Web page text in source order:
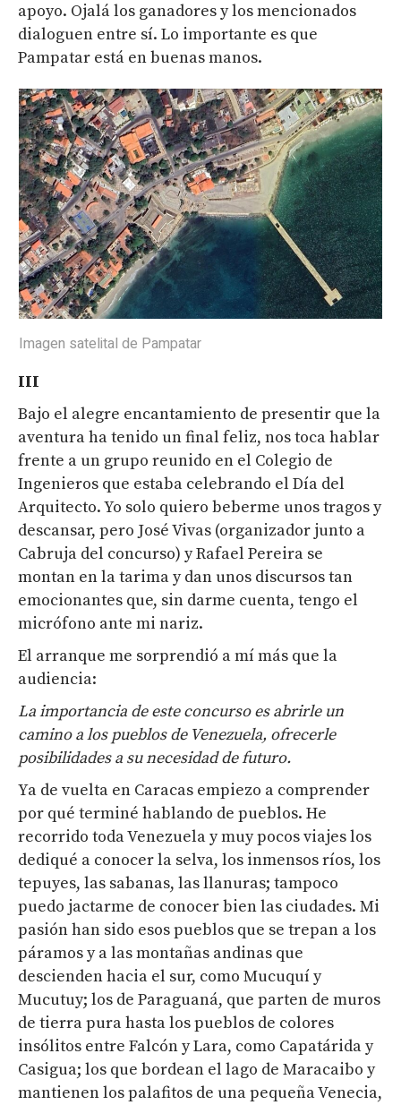
apoyo. Ojalá los ganadores y los mencionados
dialoguen entre sí. Lo importante es que
Pampatar está en buenas manos.
Imagen satelital de Pampatar
III
Bajo el alegre encantamiento de presentir que la
aventura ha tenido un final feliz, nos toca hablar
frente a un grupo reunido en el Colegio de
Ingenieros que estaba celebrando el Día del
Arquitecto. Yo solo quiero beberme unos tragos y
descansar, pero José Vivas (organizador junto a
Cabruja del concurso) y Rafael Pereira se
montan en la tarima y dan unos discursos tan
emocionantes que, sin darme cuenta, tengo el
micrófono ante mi nariz.
El arranque me sorprendió a mí más que la
audiencia:
La importancia de este concurso es abrirle un
camino a los pueblos de Venezuela, ofrecerle
posibilidades a su necesidad defuturo.
Ya de vuelta en Caracas empiezo a comprender
por qué terminé hablando de pueblos. He
recorrido toda Venezuela y muy pocos viajes los
dediqué a conocer la selva, los inmensos ríos, los
tepuyes, las sabanas, las llanuras; tampoco
puedo jactarme de conocer bien las ciudades. Mi
pasión han sido esos pueblos que se trepan a los
páramos y a las montañas andinas que
descienden hacia el sur, como Mucuquí y
Mucutuy; los de Paraguaná, que parten de muros
de tierra pura hasta los pueblos de colores
insólitos entre Falcón y Lara, como Capatárida y
Casigua; los que bordean el lago de Maracaibo y
mantienen los palafitos de una pequeña Venecia,